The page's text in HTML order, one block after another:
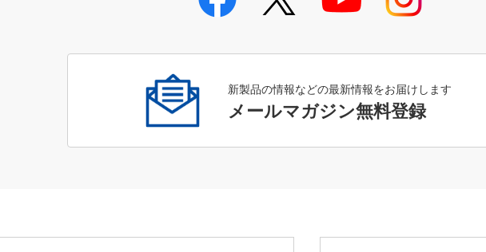
新製品の情報などの最新情報をお届けします
メールマガジン無料登録